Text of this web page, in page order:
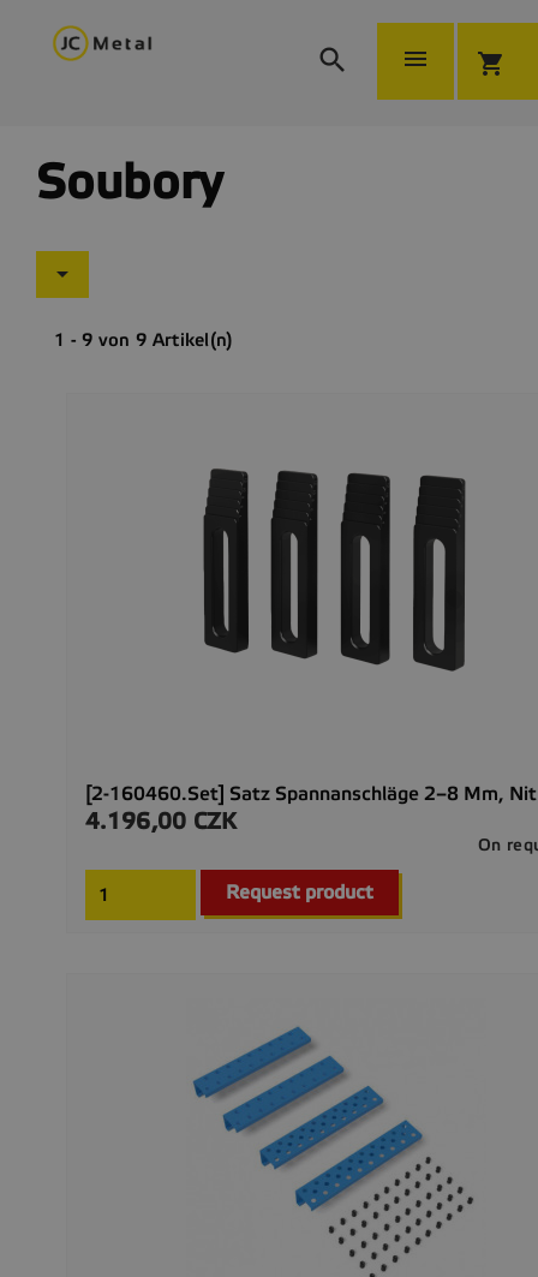
  shopping_cart
Soubory

1 - 9 von 9 Artikel(n)
[2-160460.Set] Satz Spannanschläge 2–8 Mm,
Preis
4.196,00 CZK
On
Request product